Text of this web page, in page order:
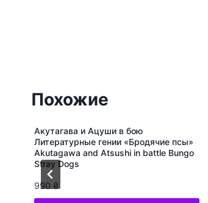
Похожие
Акутагава и Ацуши в бою
Литературные гении «Бродячие псы»
Akutagawa and Atsushi in battle Bungo
Stray Dogs
990 ₴